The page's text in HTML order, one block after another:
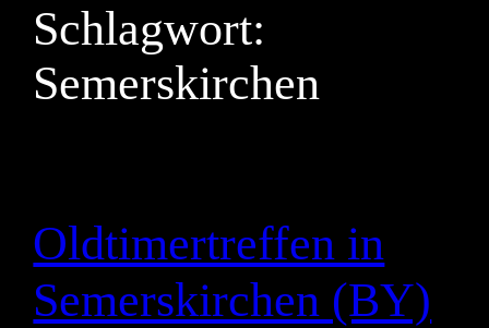
Schlagwort:
Semerskirchen
Oldtimertreffen in
Semerskirchen (BY)